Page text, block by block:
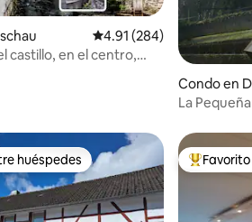
5, 168 reseñas
Calificación promedio:
4.91 (284)
castillo, en el centro,
Condo en
La
preferido
huéspedes Favorito